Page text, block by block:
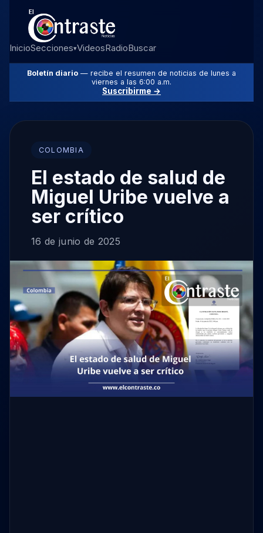
InicioSecciones▾VideosRadioBuscar
Boletín diario — recibe el resumen de noticias de lunes a
viernes a las 6:00 a.m.
Suscribirme →
COLOMBIA
El estado de salud de
Miguel Uribe vuelve a
ser crítico
16 de junio de 2025